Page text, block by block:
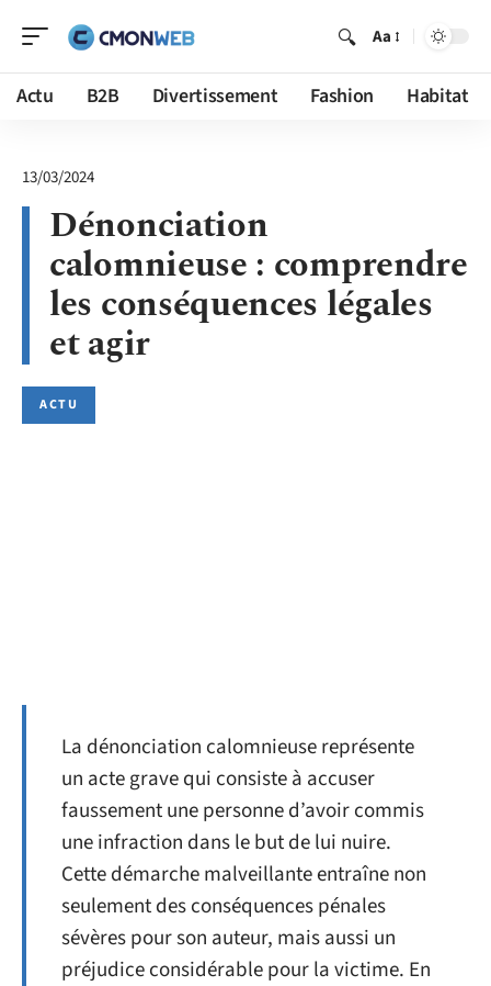
Aa
Actu B2B Divertissement Fashion Habitat
13/03/2024
Dénonciation
calomnieuse : comprendre
les conséquences légales
et agir
ACTU
La dénonciation calomnieuse représente
un acte grave qui consiste à accuser
faussement une personne d’avoir commis
une infraction dans le but de lui nuire.
Cette démarche malveillante entraîne non
seulement des conséquences pénales
sévères pour son auteur, mais aussi un
préjudice considérable pour la victime. En